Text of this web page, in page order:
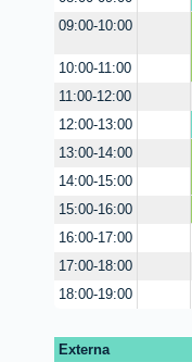
09:00-10:00
10:00-11:00
11:00-12:00
12:00-13:00
13:00-14:00
14:00-15:00
15:00-16:00
16:00-17:00
17:00-18:00
18:00-19:00
Externa